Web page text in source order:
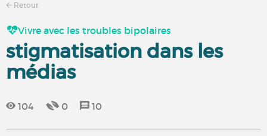
Retour
Vivre avec les troubles bipolaires
stigmatisation dans les
médias
104 0 10